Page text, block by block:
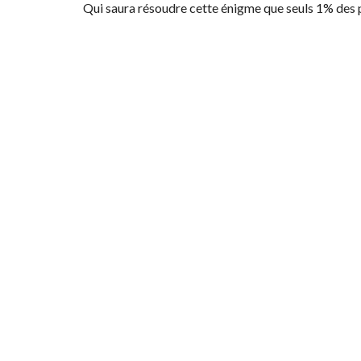
Qui saura résoudre cette énigme que seuls 1%